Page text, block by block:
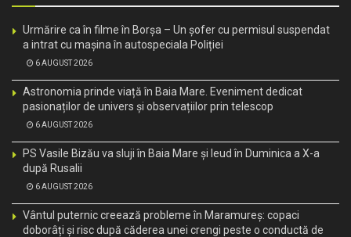
Urmărire ca în filme în Borșa – Un șofer cu permisul suspendat
a intrat cu mașina în autospeciala Poliției
6 AUGUST 2026
Astronomia prinde viață în Baia Mare. Eveniment dedicat
pasionaților de univers și observațiilor prin telescop
6 AUGUST 2026
PS Vasile Bizău va sluji în Baia Mare și Ieud în Duminica a X-a
după Rusalii
6 AUGUST 2026
Vântul puternic creează probleme în Maramureș: copaci
doborâți și risc după căderea unei crengi peste o conductă de